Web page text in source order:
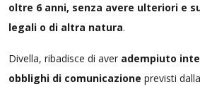
oltre 6 anni, senza avere ulteriori e
legali o di altra natura.
Divella, ribadisce di aver adempiuto
obblighi di comunicazione previsti